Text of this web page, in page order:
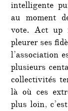
intelligente
au moment
vote. Act up
pleurer ses
l’association
plusieurs
collectivités
là où ces
plus loin,